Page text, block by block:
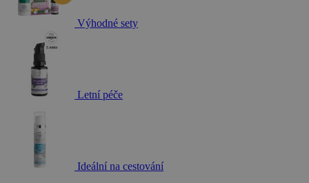
Výhodné sety
Letní péče
Ideální na cestování